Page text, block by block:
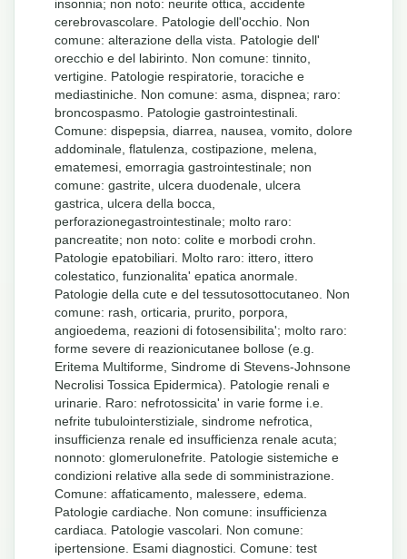
insonnia; non noto: neurite ottica, accidente
cerebrovascolare. Patologie dell'occhio. Non
comune: alterazione della vista. Patologie dell'
orecchio e del labirinto. Non comune: tinnito,
vertigine. Patologie respiratorie, toraciche e
mediastiniche. Non comune: asma, dispnea; raro:
broncospasmo. Patologie gastrointestinali.
Comune: dispepsia, diarrea, nausea, vomito, dolore
addominale, flatulenza, costipazione, melena,
ematemesi, emorragia gastrointestinale; non
comune: gastrite, ulcera duodenale, ulcera
gastrica, ulcera della bocca,
perforazionegastrointestinale; molto raro:
pancreatite; non noto: colite e morbodi crohn.
Patologie epatobiliari. Molto raro: ittero, ittero
colestatico, funzionalita' epatica anormale.
Patologie della cute e del tessutosottocutaneo. Non
comune: rash, orticaria, prurito, porpora,
angioedema, reazioni di fotosensibilita'; molto raro:
forme severe di reazionicutanee bollose (e.g.
Eritema Multiforme, Sindrome di Stevens-Johnsone
Necrolisi Tossica Epidermica). Patologie renali e
urinarie. Raro: nefrotossicita' in varie forme i.e.
nefrite tubulointerstiziale, sindrome nefrotica,
insufficienza renale ed insufficienza renale acuta;
nonnoto: glomerulonefrite. Patologie sistemiche e
condizioni relative alla sede di somministrazione.
Comune: affaticamento, malessere, edema.
Patologie cardiache. Non comune: insufficienza
cardiaca. Patologie vascolari. Non comune:
ipertensione. Esami diagnostici. Comune: test